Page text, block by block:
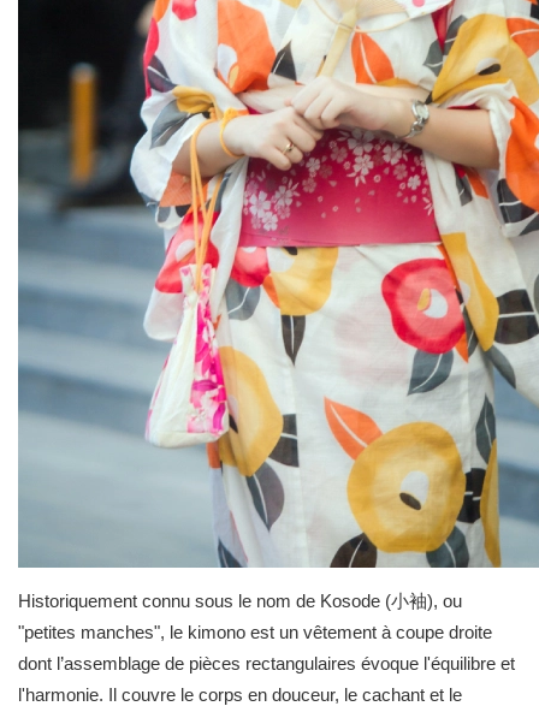
Historiquement connu sous le nom de Kosode (小袖), ou
"petites manches", le kimono est un vêtement à coupe droite
dont l’assemblage de pièces rectangulaires évoque l'équilibre et
l'harmonie. Il couvre le corps en douceur, le cachant et le